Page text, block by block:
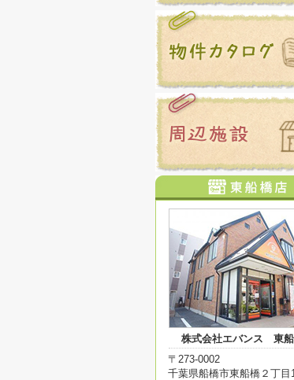
株式会社エバンス 東
〒273-0002
千葉県船橋市東船橋２丁目